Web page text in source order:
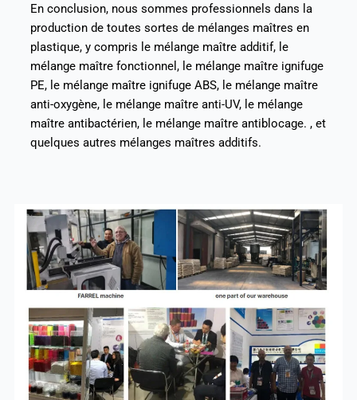
En conclusion, nous sommes professionnels dans la
production de toutes sortes de mélanges maîtres en
plastique, y compris le mélange maître additif, le
mélange maître fonctionnel, le mélange maître ignifuge
PE, le mélange maître ignifuge ABS, le mélange maître
anti-oxygène, le mélange maître anti-UV, le mélange
maître antibactérien, le mélange maître antiblocage. , et
quelques autres mélanges maîtres additifs.